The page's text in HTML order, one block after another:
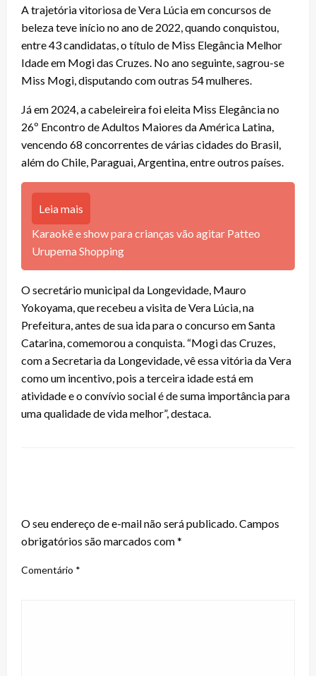
A trajetória vitoriosa de Vera Lúcia em concursos de
beleza teve início no ano de 2022, quando conquistou,
entre 43 candidatas, o título de Miss Elegância Melhor
Idade em Mogi das Cruzes. No ano seguinte, sagrou-se
Miss Mogi, disputando com outras 54 mulheres.
Já em 2024, a cabeleireira foi eleita Miss Elegância no
26º Encontro de Adultos Maiores da América Latina,
vencendo 68 concorrentes de várias cidades do Brasil,
além do Chile, Paraguai, Argentina, entre outros países.
Leia mais
Karaokê e show para crianças vão agitar Patteo
Urupema Shopping
O secretário municipal da Longevidade, Mauro
Yokoyama, que recebeu a visita de Vera Lúcia, na
Prefeitura, antes de sua ida para o concurso em Santa
Catarina, comemorou a conquista. “Mogi das Cruzes,
com a Secretaria da Longevidade, vê essa vitória da Vera
como um incentivo, pois a terceira idade está em
atividade e o convívio social é de suma importância para
uma qualidade de vida melhor”, destaca.
O seu endereço de e-mail não será publicado. Campos
obrigatórios são marcados com*
Comentário *